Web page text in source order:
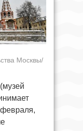
Москвы/
февраля,